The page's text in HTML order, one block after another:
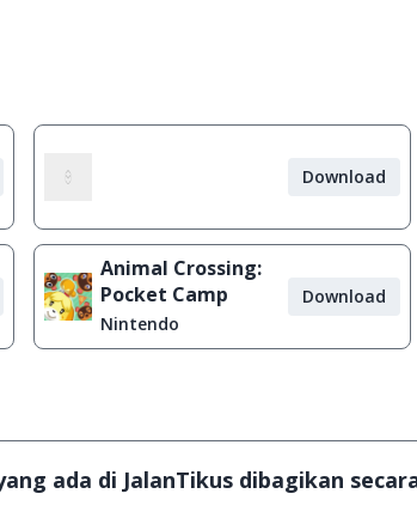
Download
Animal Crossing:
Pocket Camp
Nintendo
Download
ada di JalanTikus dibagikan